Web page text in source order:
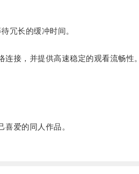
冗长的缓冲时间。
接，并提供高速稳定的观看流畅性。
爱的同人作品。